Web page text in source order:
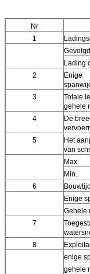
Nr
1
Lading
2
Enige
3
Totale
gehele
4
De
5
Het
van
Max.
Min.
6
Bouwtijd
Enige
Gehele
7
8
enige
gehele